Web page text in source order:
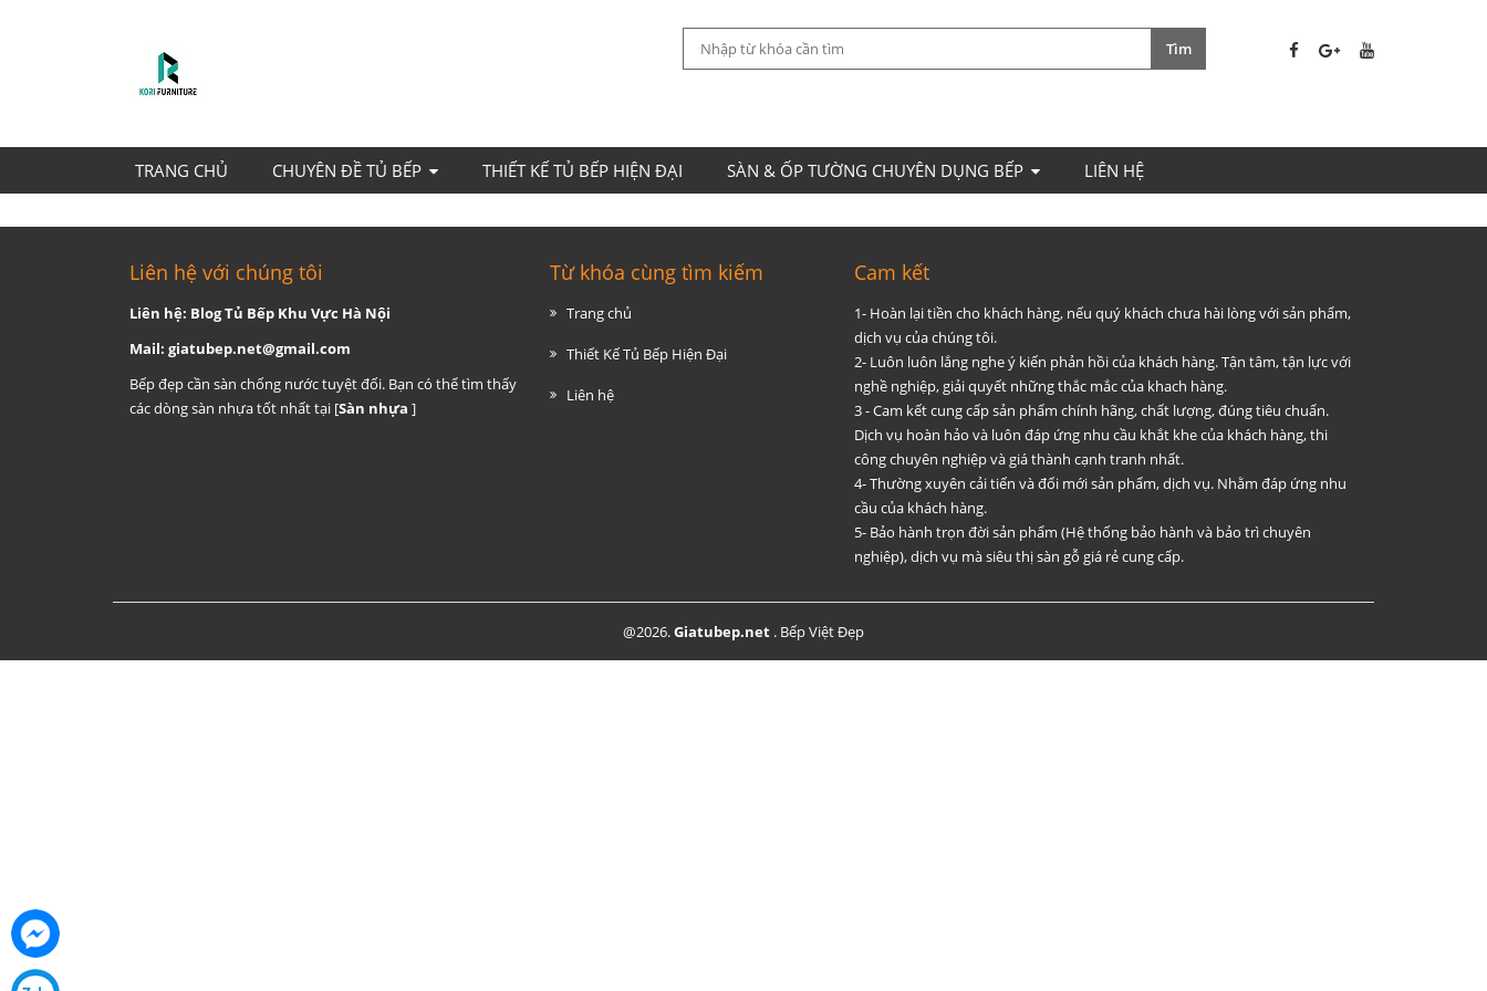
TRANG CHỦ CHUYÊN ĐỀ TỦ BẾP THIẾT KẾ TỦ BẾP HIỆN ĐẠI SÀN & ỐP TƯỜNG CHUYÊN DỤNG BẾP LIÊN HỆ
Liên hệ với chúng tôi
Liên hệ: Blog Tủ Bếp Khu Vực Hà Nội
Mail: giatubep.net@gmail.com
Bếp đẹp cần sàn chống nước tuyệt đối. Bạn có thể tìm thấy
các dòng sàn nhựa tốt nhất tại [Sàn nhựa ]
Từ khóa cùng tìm kiếm
Trang chủ
Thiết Kế Tủ Bếp Hiện Đại
Liên hệ
Cam kết
1- Hoàn lại tiền cho khách hàng, nếu quý khách chưa hài lòng với sản phẩm,
dịch vụ của chúng tôi.
2- Luôn luôn lắng nghe ý kiến phản hồi của khách hàng. Tận tâm, tận lực với
nghề nghiệp, giải quyết những thắc mắc của khach hàng.
3 - Cam kết cung cấp sản phẩm chính hãng, chất lượng, đúng tiêu chuẩn.
Dịch vụ hoàn hảo và luôn đáp ứng nhu cầu khắt khe của khách hàng, thi
công chuyên nghiệp và giá thành cạnh tranh nhất.
4- Thường xuyên cải tiến và đổi mới sản phẩm, dịch vụ. Nhằm đáp ứng nhu
cầu của khách hàng.
5- Bảo hành trọn đời sản phẩm (Hệ thống bảo hành và bảo trì chuyên
nghiệp), dịch vụ mà siêu thị sàn gỗ giá rẻ cung cấp.
@2026.Giatubep.net . Bếp Việt Đẹp